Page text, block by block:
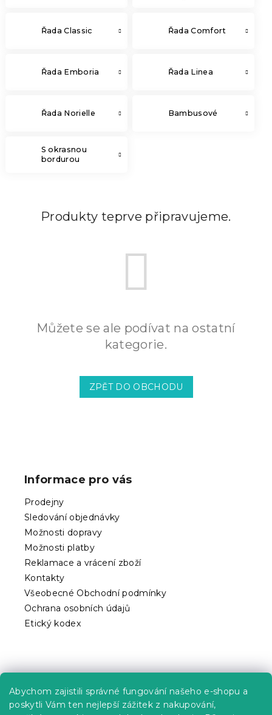
Abychom zajistili správné fungování našeho e-shopu a
poskytli Vám ten nejlepší zážitek z nakupování,
Řada Classic Řada Comfort
Řada Emboria Řada Linea
Řada Norielle Bambusové
S okrasnou
bordurou
Produkty teprve připravujeme.
Můžete se ale podívat na ostatní
kategorie.
ZPĚT DO OBCHODU
Informace pro vás
Prodejny
Sledování objednávky
Možnosti dopravy
Možnosti platby
Reklamace a vrácení zboží
Kontakty
Všeobecné Obchodní podmínky
Ochrana osobních údajů
Etický kodex
Kariéra